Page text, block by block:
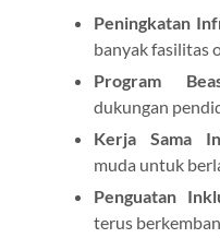
Peningkatan
banyak fasilitas
Program
dukungan
Kerja Sama
muda untuk
Penguatan
terus